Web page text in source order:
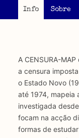
Info Sobre
A CENSURA-
a censura
o Estado Novo
até 1974, mapeia
investigada
focam na acção
formas de